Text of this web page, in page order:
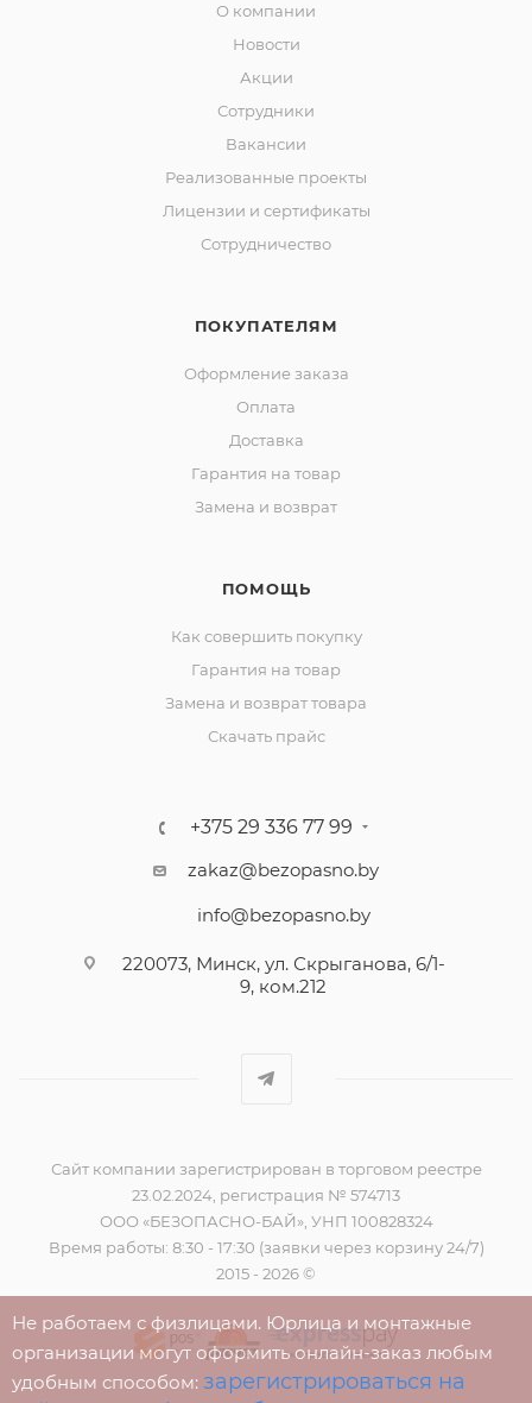
О компании
Новости
Акции
Сотрудники
Вакансии
Реализованные проекты
Лицензии и сертификаты
Сотрудничество
ПОКУПАТЕЛЯМ
Оформление заказа
Оплата
Доставка
Гарантия на товар
Замена и возврат
ПОМОЩЬ
Как совершить покупку
Гарантия на товар
Замена и возврат товара
Скачать прайс
+375 29 336 77 99
zakaz@bezopasno.by
info@bezopasno.by
220073, Минск, ул. Скрыганова, 6/1-
9, ком.212
Сайт компании зарегистрирован в торговом реестре
23.02.2024, регистрация № 574713
ООО «БЕЗОПАСНО-БАЙ», УНП 100828324
Время работы: 8:30 - 17:30 (заявки через корзину 24/7)
2015 - 2026 ©
Не работаем с физлицами. Юрлица и монтажные
организации могут оформить онлайн-заказ любым
удобным способом: зарегистрироваться на